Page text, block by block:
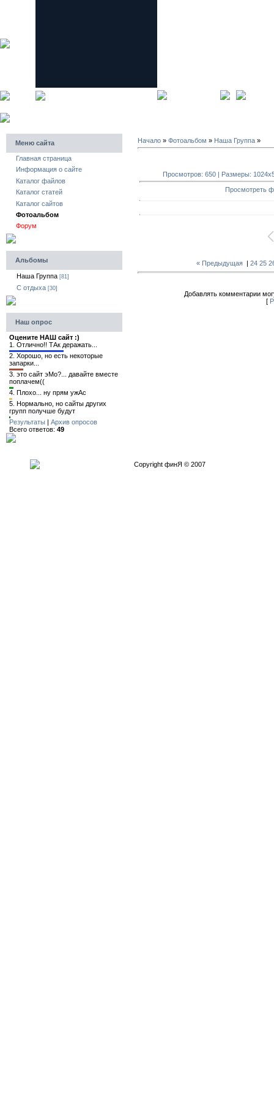
Меню сайта
Главная страница
Информация о сайте
Каталог файлов
Каталог статей
Каталог сайтов
Фотоальбом
Форум
Альбомы
Наша Группа [81]
C отдыха [30]
Наш опрос
Оцените НАШ сайт :)
1. Отлично!! ТАк деражать...
2. Хорошо, но есть некоторые
запарки...
3. это сайт эМо?... давайте вместе
поплачем((
4. Плохо... ну прям ужАс
5. Нормально, но сайты других
групп получше будут
Результаты | Архив опросов
Всего ответов: 49
Начало » Фотоальбом » Наша Группа »
Просмотров: 650 | Размеры:
Просмотреть
« Предыдущая | 24 25
Добавлять комментарии
[
Copyright финЯ © 2007